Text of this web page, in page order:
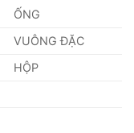
ỐNG
VUÔNG ĐẶC
HỘP